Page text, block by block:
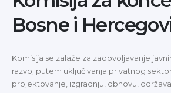
Bosne i
Komisija se zalaže za zadovoljavanje
razvoj putem uključivanja privatnog
projektovanje, izgradnju, obnovu,